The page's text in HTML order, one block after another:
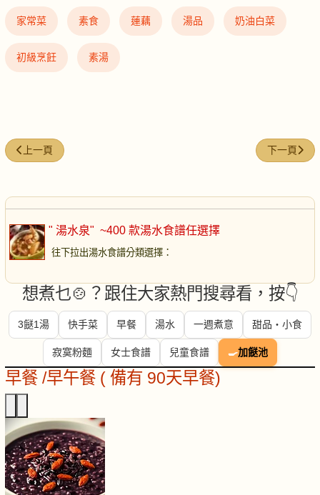
家常菜 素食 蓮藕 湯品 奶油白菜
初級烹飪 素湯
上一篇文章: 紹菜豆腐熟蛋湯
上一頁 下一篇文章
下一頁
" 湯水泉" ~400 款湯水食譜任選擇
往下拉出湯水食譜分類選擇 ：
想煮乜🍲？跟住大家熱門搜尋看，按👇
3餸1湯 快手菜 早餐 湯水 一週煮意 甜品・小食
寂寞粉麵 女士食譜 兒童食譜 🍳加餸池
早餐 /早午餐 ( 備有 90天早餐)